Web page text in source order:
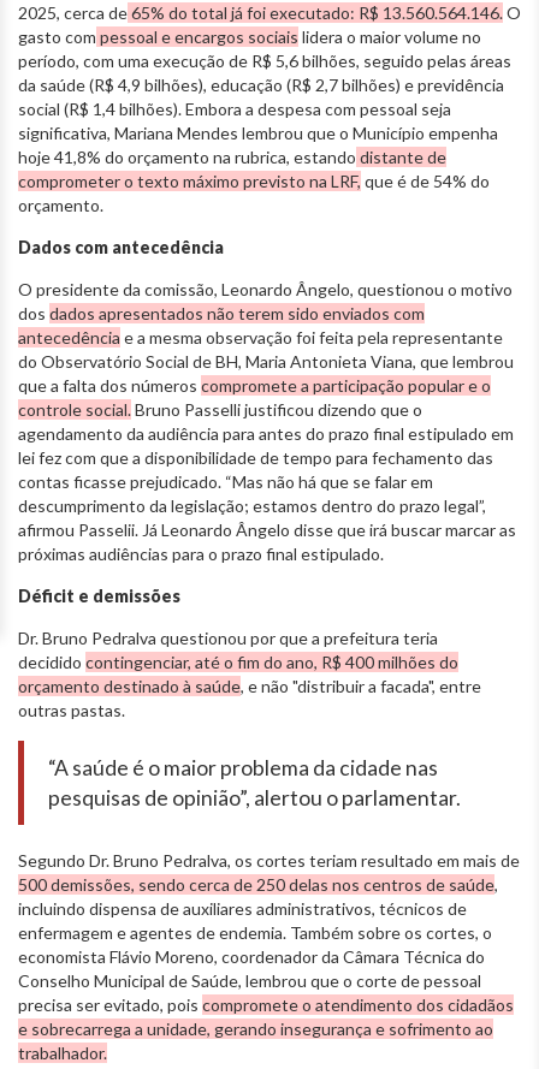
2025, cerca de65% do total já foi executado: R$ 13.560.564.146.O
gasto com pessoal e encargos sociais lidera o maior volume no
período, com uma execução de R$ 5,6 bilhões, seguido pelas áreas
da saúde (R$ 4,9 bilhões), educação (R$ 2,7 bilhões) e previdência
social (R$ 1,4 bilhões). Embora a despesa com pessoal seja
significativa, Mariana Mendes lembrou que o Município empenha
hoje 41,8% do orçamento na rubrica, estando distante de
comprometer o texto máximo previsto na LRF, que é de 54% do
orçamento.
Dados com antecedência
O presidente da comissão, Leonardo Ângelo, questionou o motivo
dos dados apresentados não terem sido enviados com
antecedência e a mesma observação foi feita pela representante
do Observatório Social de BH, Maria Antonieta Viana, que lembrou
que a falta dos números compromete a participação popular e o
controle social.Bruno Passelli justificou dizendo que o
agendamento da audiência para antes do prazo final estipulado em
lei fez com que a disponibilidade de tempo para fechamento das
contas ficasse prejudicado. “Mas não há que se falar em
descumprimento da legislação; estamos dentro do prazo legal”,
afirmou Passelii. Já Leonardo Ângelo disse que irá buscar marcar as
próximas audiências para o prazo final estipulado.
Déficit e demissões
Dr. Bruno Pedralva questionou por que a prefeitura teria
decidido contingenciar, até o fim do ano, R$ 400 milhões do
orçamento destinado à saúde, e não "distribuir a facada", entre
outras pastas.
“A saúde é o maior problema da cidade nas
pesquisas de opinião”, alertou o parlamentar.
Segundo Dr. Bruno Pedralva, os cortes teriam resultado em mais de
500 demissões, sendo cerca de 250 delas nos centros de saúde,
incluindo dispensa de auxiliares administrativos, técnicos de
enfermagem e agentes de endemia. Também sobre os cortes, o
economista Flávio Moreno, coordenador da Câmara Técnica do
Conselho Municipal de Saúde, lembrou que o corte de pessoal
precisa ser evitado, pois compromete o atendimento dos cidadãos
e sobrecarrega a unidade, gerando insegurança e sofrimento ao
trabalhador.